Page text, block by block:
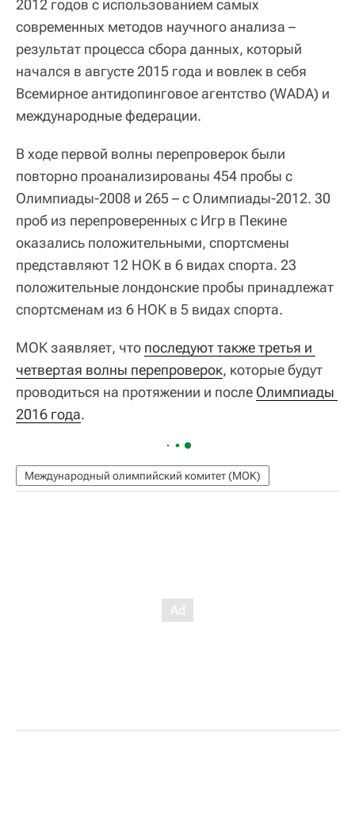
2012 годов с использованием самых
современных методов научного анализа –
результат процесса сбора данных, который
начался в августе 2015 года и вовлек в себя
Всемирное антидопинговое агентство (WADA) и
международные федерации.
В ходе первой волны перепроверок были
повторно проанализированы 454 пробы с
Олимпиады-2008 и 265 – с Олимпиады-2012. 30
проб из перепроверенных с Игр в Пекине
оказались положительными, спортсмены
представляют 12 НОК в 6 видах спорта. 23
положительные лондонские пробы принадлежат
спортсменам из 6 НОК в 5 видах спорта.
МОК заявляет, что последуют также третья и
четвертая волны перепроверок, которые будут
проводиться на протяжении и после Олимпиады
2016 года.
Международный олимпийский комитет (МОК)